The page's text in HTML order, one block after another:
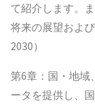
て紹介します。
将来の展望およ
2030）
第6章：国・地域
ータを提供し、